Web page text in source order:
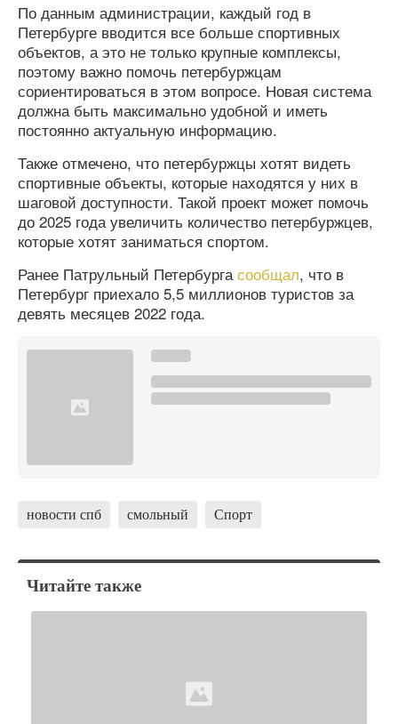
По данным администрации, каждый год в
Петербурге вводится все больше спортивных
объектов, а это не только крупные комплексы,
поэтому важно помочь петербуржцам
сориентироваться в этом вопросе. Новая система
должна быть максимально удобной и иметь
постоянно актуальную информацию.
Также отмечено, что петербуржцы хотят видеть
спортивные объекты, которые находятся у них в
шаговой доступности. Такой проект может помочь
до 2025 года увеличить количество петербуржцев,
которые хотят заниматься спортом.
Ранее Патрульный Петербургасообщал, что в
Петербург приехало 5,5 миллионов туристов за
девять месяцев 2022 года.
новости спб смольный Спорт
Читайте также